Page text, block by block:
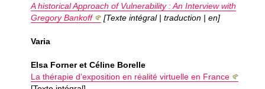
A historical Approach of Vulnerability : An Interview with
Gregory Bankoff
[Texte intégral | traduction | en]
Varia
Elsa Forner et Céline Borelle
La thérapie d’exposition en réalité virtuelle en France